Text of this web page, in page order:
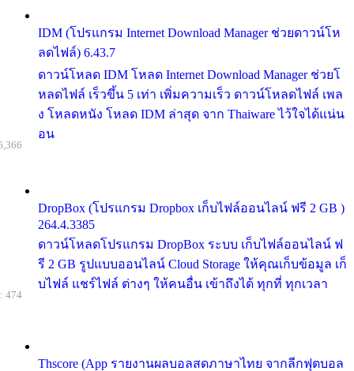
IDM (โปรแกรม Internet Download Manager ช่วยดาวน์โห
ลดไฟล์) 6.43.7
ดาวน์โหลด IDM โหลด Internet Download Manager ช่วยโ
หลดไฟล์ เร็วขึ้น 5 เท่า เพิ่มความเร็ว ดาวน์โหลดไฟล์ เพล
ง โหลดหนัง โหลด IDM ล่าสุด จาก Thaiware ไว้ใจได้แน่น
อน
DropBox (โปรแกรม Dropbox เก็บไฟล์ออนไลน์ ฟรี 2 GB )
264.4.3385
ดาวน์โหลดโปรแกรม DropBox ระบบ เก็บไฟล์ออนไลน์ ฟ
รี 2 GB รูปแบบออนไลน์ Cloud Storage ให้คุณเก็บข้อมูล เก็
บไฟล์ แชร์ไฟล์ ต่างๆ ให้คนอื่น เข้าถึงได้ ทุกที่ ทุกเวลา
Thscore (App รายงานผลบอลสดภาษาไทย จากลีกฟุตบอล
474